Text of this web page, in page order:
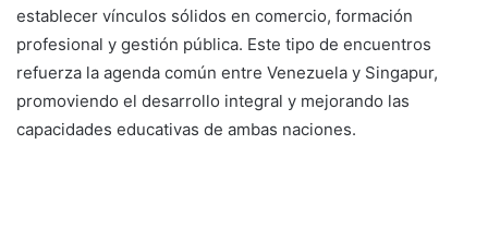
establecer vínculos sólidos en comercio, formación
profesional y gestión pública. Este tipo de encuentros
refuerza la agenda común entre Venezuela y Singapur,
promoviendo el desarrollo integral y mejorando las
capacidades educativas de ambas naciones.